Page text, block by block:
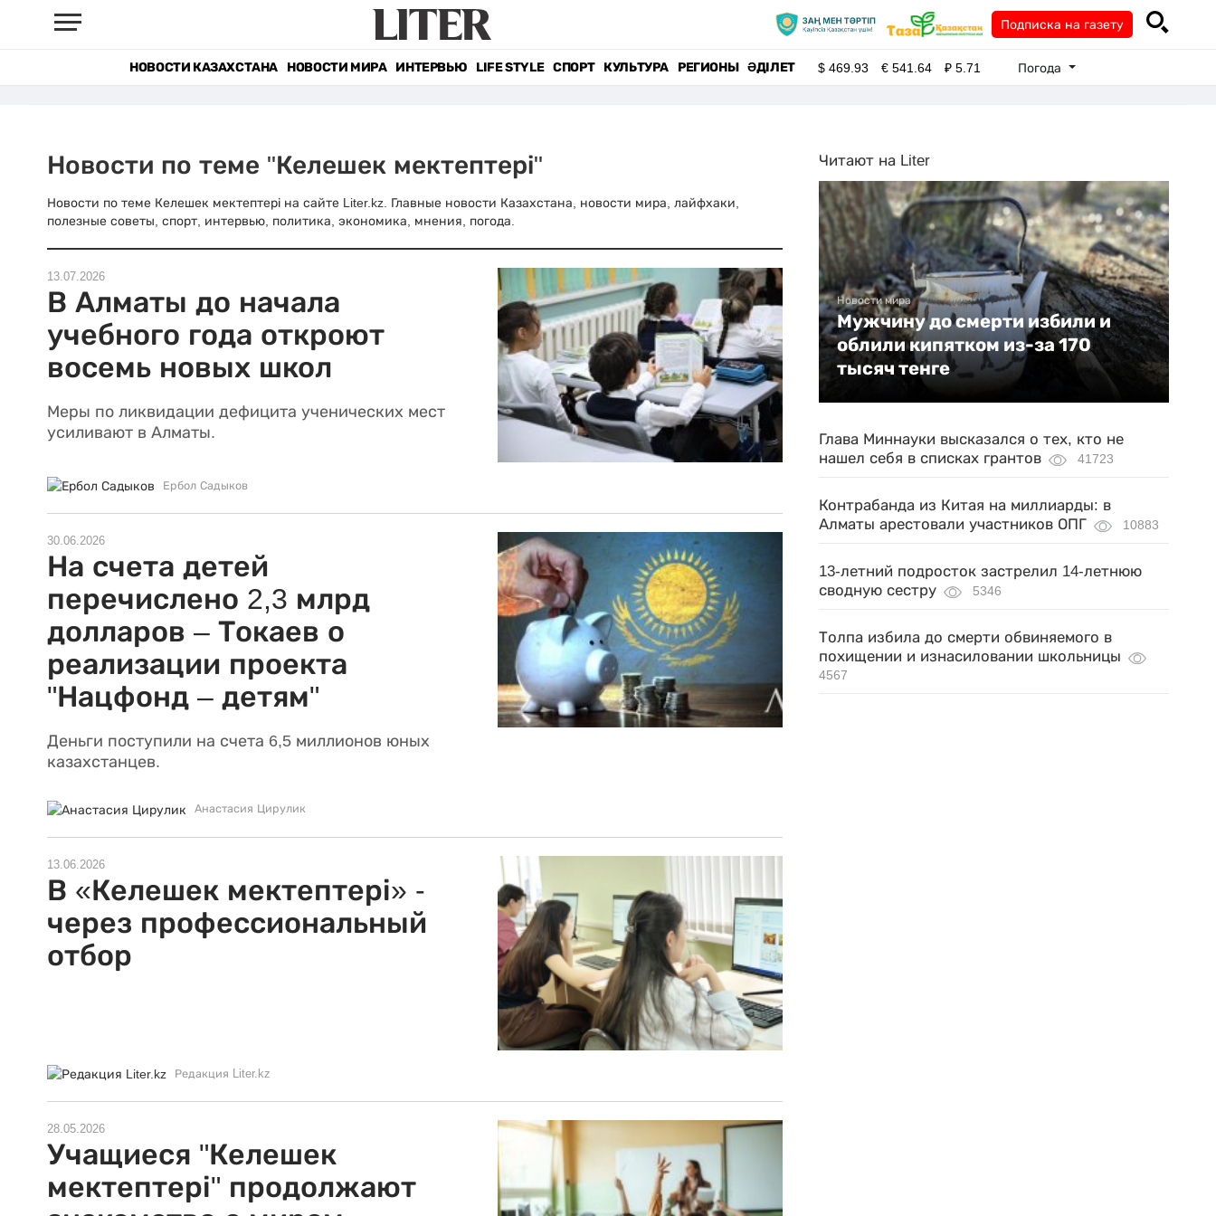
Подписка на газету
НОВОСТИ КАЗАХСТАНА НОВОСТИ МИРА ИНТЕРВЬЮ LIFE STYLE СПОРТ КУЛЬТУРА РЕГИОНЫ ӘДІЛЕТ $469.93 €541.64 ₽5.71 Погода
Новости по теме "Келешек мектептері"
Новости по теме Келешек мектептері на сайте Liter.kz. Главные новости Казахстана, новости мира, лайфхаки,
полезные советы, спорт, интервью, политика, экономика, мнения, погода.
13.07.2026
В Алматы до начала
учебного года откроют
восемь новых школ
Меры по ликвидации дефицита ученических мест
усиливают в Алматы.
Ербол Садыков
30.06.2026
На счета детей
перечислено 2,3 млрд
долларов – Токаев о
реализации проекта
"Нацфонд – детям"
Деньги поступили на счета 6,5 миллионов юных
казахстанцев.
Анастасия Цирулик
13.06.2026
В «Келешек мектептері» -
через профессиональный
отбор
Редакция Liter.kz
28.05.2026
Учащиеся "Келешек
мектептері" продолжают
Читают на Liter
Новости мира
Мужчину до смерти избили и
облили кипятком из-за 170
тысяч тенге
Глава Миннауки высказался о тех, кто не
нашел себя в списках грантов
41723
Контрабанда из Китая на миллиарды: в
Алматы арестовали участников ОПГ
10883
13-летний подросток застрелил 14-летнюю
сводную сестру
5346
Толпа избила до смерти обвиняемого в
похищении и изнасиловании школьницы
4567